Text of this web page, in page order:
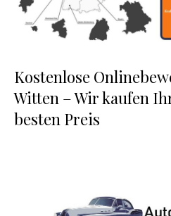
Kostenlose
Witten – Wir kaufen
besten Preis